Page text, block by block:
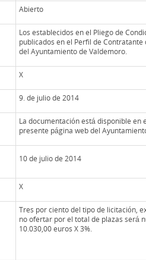
Abierto
Los establecidos en el Pliego de
publicados en el Perfil de
del Ayuntamiento de Valdemoro.
X
9. de julio de 2014
La documentación está disponible en
presente página web del
10 de julio de 2014
X
Tres por ciento del tipo de licitación,
no ofertar por el total de plazas será
10.030,00 euros X 3%.